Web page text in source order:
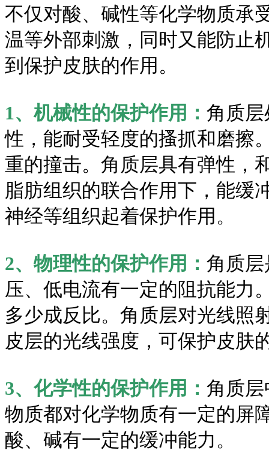
不仅对酸、碱性等化学物质承
温等外部刺激，同时又能防止
到保护皮肤的作用。
1、机械性的保护作用： 角质
性，能耐受轻度的搔抓和磨擦
重的撞击。角质层具有弹性，
脂肪组织的联合作用下，能缓
神经等组织起着保护作用。
2、物理性的保护作用： 角质
压、低电流有一定的阻抗能力
多少成反比。角质层对光线照
皮层的光线强度，可保护皮肤
3、化学性的保护作用： 角质
物质都对化学物质有一定的屏
酸、碱有一定的缓冲能力。